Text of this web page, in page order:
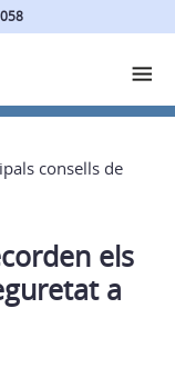
consells de
els
a